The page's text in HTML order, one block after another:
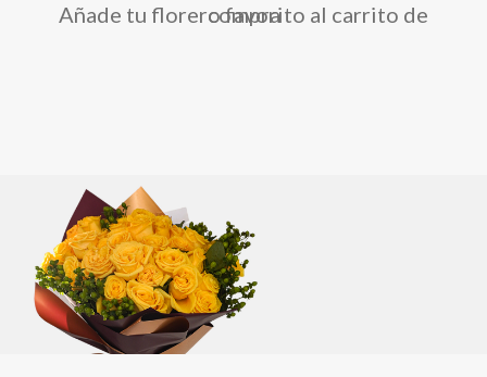
Añade tu florero favorito al carrito de compra